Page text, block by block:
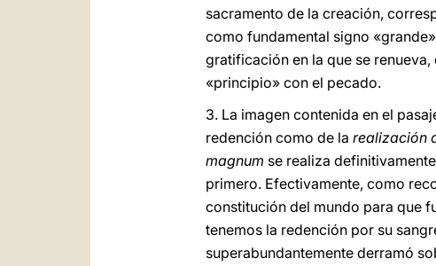
sacramento de la creación,
como fundamental signo
gratificación en la que se
«principio» con el pecado.
3. La imagen contenida en el
redención como de la realización
magnum se realiza
primero. Efectivamente, como
constitución del mundo para que
tenemos la redención por su
superabundantemente derramó